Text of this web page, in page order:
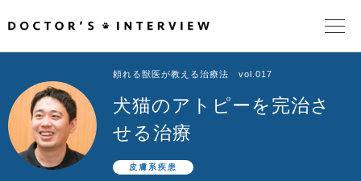
頼れるドクターが教える治療法
街の頼れるドクターたち
頼れる獣医が教える治療法 vol.017
犬猫のアトピーを完治さ
せる治療
皮膚系疾患